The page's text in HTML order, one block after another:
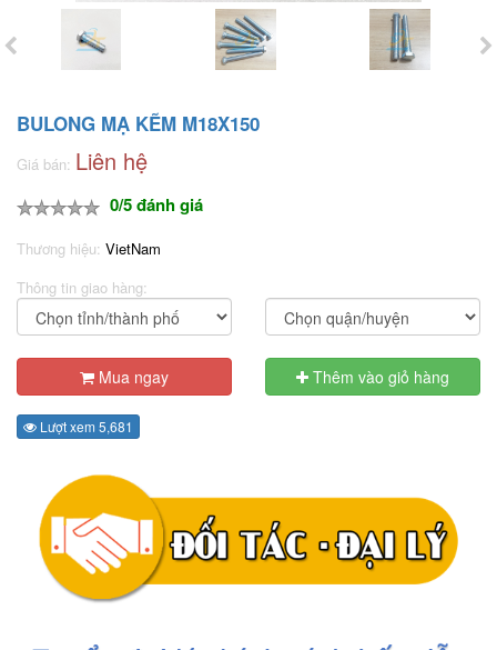
BULONG MẠ KẼM M18X150
Giá bán: Liên hệ
0/5 đánh giá
Thương hiệu: VietNam
Thông tin giao hàng:
Mua ngay Thêm vào giỏ hàng
Lượt xem 5,681